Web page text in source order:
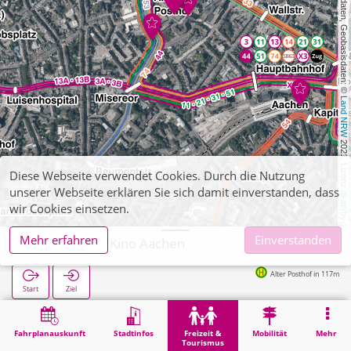
, Kartendaten, Geobasisdaten: ©
Land NRW
2021, Lizenz
dl-de/by-2-0
Fahrplanauskunft Stadtinfos
Freizeit &
Tourismus
Mobilität Mehr
Cine Karree Kino Aachen
Start Ziel
Alter Posthof in 117m
Freizeit & Tourismus Unterhaltung Cine Karree Kino Aachen
Diese Webseite verwendet Cookies. Durch die Nutzung
unserer Webseite erklären Sie sich damit einverstanden, dass
wir Cookies einsetzen.
Mehr erfahren
Einverstanden